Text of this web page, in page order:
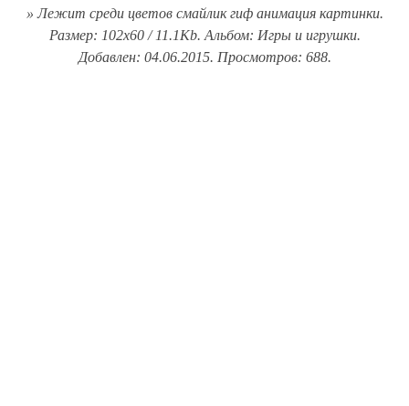
» Лежит среди цветов смайлик гиф анимация картинки.
Размер: 102x60 / 11.1Kb. Альбом: Игры и игрушки.
Добавлен: 04.06.2015. Просмотров: 688.